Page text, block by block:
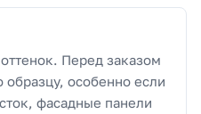
Перед заказом
образцу, особенно если
фасадные панели